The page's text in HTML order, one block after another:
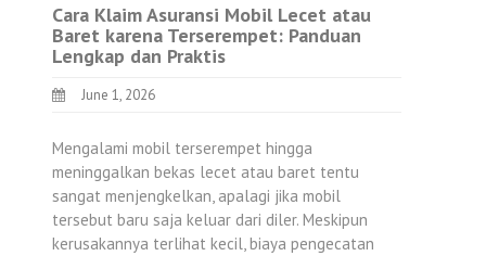
Cara Klaim Asuransi Mobil Lecet atau
Baret karena Terserempet: Panduan
Lengkap dan Praktis
June 1, 2026
Mengalami mobil terserempet hingga
meninggalkan bekas lecet atau baret tentu
sangat menjengkelkan, apalagi jika mobil
tersebut baru saja keluar dari diler. Meskipun
kerusakannya terlihat kecil, biaya pengecatan